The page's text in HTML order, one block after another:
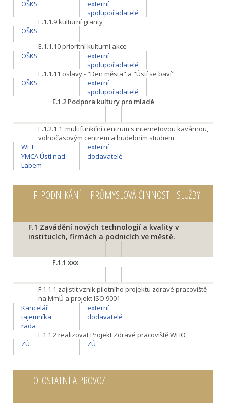
OŠKS
externí
spolupořadatelé
E.1.1.9kulturní granty
OŠKS
E.1.1.10prioritní kulturní akce
OŠKS
externí
spolupořadatelé
E.1.1.11 oslavy - "Den města" a "Ústí se baví"
OŠKS
externí
spolupořadatelé
E.1.2 Podpora kultury pro mladé
E.1.2.1 1. multifunkční centrum s internetovou kavárnou,
volnočasovým centrem a hudebním studiem
WL I.
YMCA Ústí nad
Labem
externí
dodavatelé
F. PODNIKÁNÍ – PRŮMYSLOVÁ ČINNOST - SLUŽBY
F.1 Zavádění nových technologií a kvality v
institucích, firmách a podnicích ve městě.
F.1.1 xxx
F.1.1.1 zajistit vznik pilotního projektu zdravé pracoviště
na MmÚ a projekt ISO 9001
Kancelář
tajemníka
rada
externí
dodavatelé
F.1.1.2realizovat Projekt Zdravé pracoviště WHO
ZÚ
ZÚ
O. OSTATNÍ A PROVOZ